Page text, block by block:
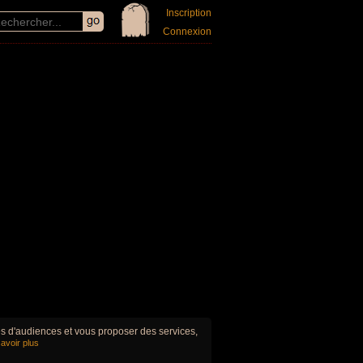
Inscription
Connexion
d'audiences et vous proposer des services,
plus